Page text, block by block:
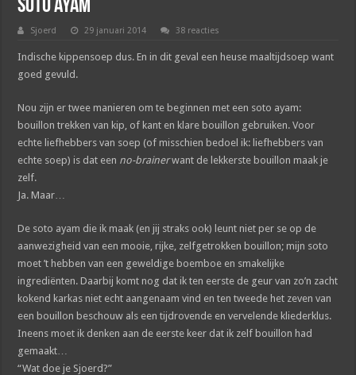
Soto ayam
Sjoerd 29 januari 2014 38 reacties
Indische kippensoep dus. En in dit geval een heuse maaltijdsoep want
goed gevuld.
Nou zijn er twee manieren om te beginnen met een soto ayam:
bouillon trekken van kip, of kant en klare bouillon gebruiken. Voor
echte liefhebbers van soep (of misschien bedoel ik: liefhebbers van
echte soep) is dat een no-brainerwant de lekkerste bouillon maak je
zelf.
Ja. Maar…
De soto ayam die ik maak (en jij straks ook) leunt niet per se op de
aanwezigheid van een mooie, rijke, zelfgetrokken bouillon; mijn soto
moet ’t hebben van een geweldige boemboe en smakelijke
ingrediënten. Daarbij komt nog dat ik ten eerste de geur van zo’n zacht
kokend karkas niet echt aangenaam vind en ten tweede het zeven van
een bouillon beschouw als een tijdrovende en vervelende kliederklus.
Ineens moet ik denken aan de eerste keer dat ik zelf bouillon had
gemaakt…
“Wat doe je Sjoerd?”